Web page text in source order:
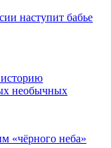
наступит бабье
необычных
«чёрного неба»